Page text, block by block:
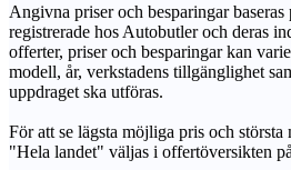
Angivna priser och besparingar
registrerade hos Autobutler och deras
offerter, priser och besparingar kan
modell, år, verkstadens tillgänglighet
uppdraget ska utföras.
För att se lägsta möjliga pris och största
"Hela landet" väljas i offertöversikten